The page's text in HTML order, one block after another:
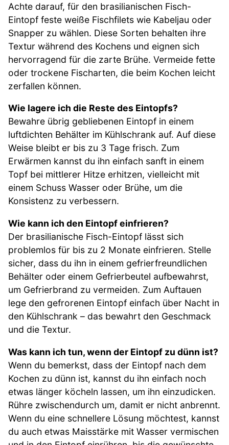
Achte darauf, für den brasilianischen Fisch-
Eintopf feste weiße Fischfilets wie Kabeljau oder
Snapper zu wählen. Diese Sorten behalten ihre
Textur während des Kochens und eignen sich
hervorragend für die zarte Brühe. Vermeide fette
oder trockene Fischarten, die beim Kochen leicht
zerfallen können.
Wie lagere ich die Reste des Eintopfs?
Bewahre übrig gebliebenen Eintopf in einem
luftdichten Behälter im Kühlschrank auf. Auf diese
Weise bleibt er bis zu 3 Tage frisch. Zum
Erwärmen kannst du ihn einfach sanft in einem
Topf bei mittlerer Hitze erhitzen, vielleicht mit
einem Schuss Wasser oder Brühe, um die
Konsistenz zu verbessern.
Wie kann ich den Eintopf einfrieren?
Der brasilianische Fisch-Eintopf lässt sich
problemlos für bis zu 2 Monate einfrieren. Stelle
sicher, dass du ihn in einem gefrierfreundlichen
Behälter oder einem Gefrierbeutel aufbewahrst,
um Gefrierbrand zu vermeiden. Zum Auftauen
lege den gefrorenen Eintopf einfach über Nacht in
den Kühlschrank – das bewahrt den Geschmack
und die Textur.
Was kann ich tun, wenn der Eintopf zu dünn ist?
Wenn du bemerkst, dass der Eintopf nach dem
Kochen zu dünn ist, kannst du ihn einfach noch
etwas länger köcheln lassen, um ihn einzudicken.
Rühre zwischendurch um, damit er nicht anbrennt.
Wenn du eine schnellere Lösung möchtest, kannst
du auch etwas Maisstärke mit Wasser vermischen